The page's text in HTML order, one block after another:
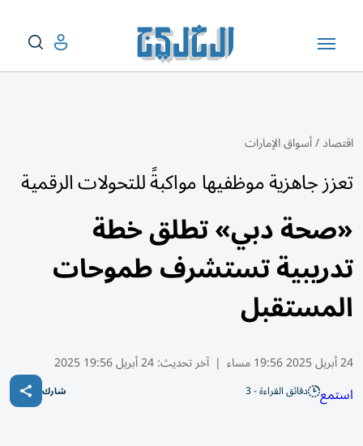
اقتصاد/أسواق الإمارات
تعزز جاهزية موظفيها مواكبةً للتحولات الرقمية
«صحة دبي» تطلق خطة
تدريبية تستشرف طموحات
المستقبل
24 أبريل 2025 19:56 مساء | آخر تحديث:24 أبريل 19:56 2025
استمع دقائق القراءة - 3 شارك